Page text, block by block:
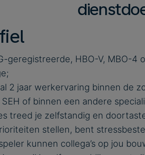
geregistreerde, HBO-V, MBO-4
2 jaar werkervaring binnen de
of binnen een andere
treed je zelfstandig en
stellen, bent
kunnen collega’s op jou